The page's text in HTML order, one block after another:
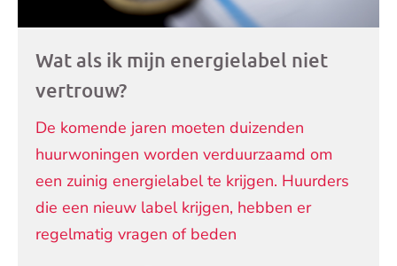
Wat als ik mijn energielabel niet
vertrouw?
De komende jaren moeten duizenden
huurwoningen worden verduurzaamd om
een zuinig energielabel te krijgen. Huurders
die een nieuw label krijgen, hebben er
regelmatig vragen of beden